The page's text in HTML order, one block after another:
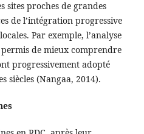
sites proches de grandes
de l’intégration progressive
Par exemple, l’analyse
permis de mieux comprendre
progressivement adopté
siècles (Nangaa, 2014).